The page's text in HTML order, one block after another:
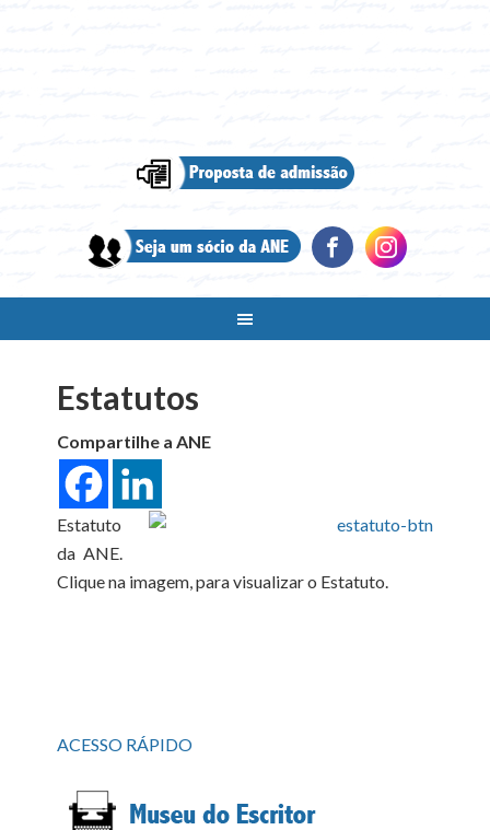
Estatutos
Compartilhe a ANE
Estatuto
da ANE.
Clique na imagem, para visualizar o Estatuto.
ACESSO RÁPIDO